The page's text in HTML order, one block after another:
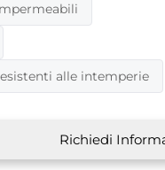
alle intemperie
Richiedi